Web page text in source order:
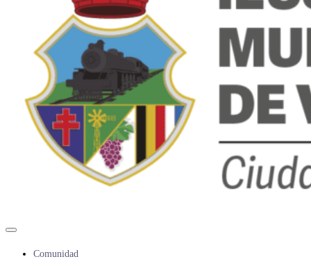
Comunidad